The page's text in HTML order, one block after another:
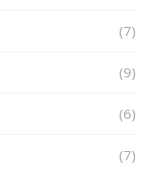
(7)
(9)
(6)
(7)